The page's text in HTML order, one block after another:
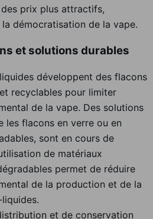
prix plus attractifs,
démocratisation de la vape.
et solutions durables
développent des flacons
recyclables pour limiter
de la vape. Des solutions
les flacons en verre ou en
sont en cours de
de matériaux
permet de réduire
de la production et de la
liquides.
et de conservation